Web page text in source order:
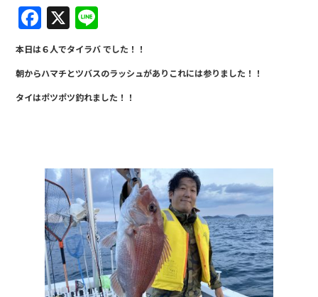
F
a
c
e
b
k
X
n
e
本日は６人でタイラバ でした！！
朝からハマチとツバスのラッシュがありこれには参りました！！
タイはポツポツ釣れました！！